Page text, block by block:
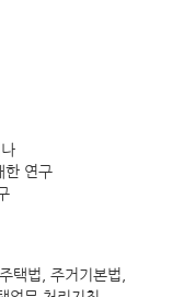
한 연구
택법, 주거기본법,